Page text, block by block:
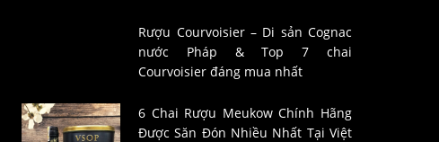
Rượu Courvoisier – Di sản Cognac
nước Pháp & Top 7 chai
Courvoisier đáng mua nhất
6 Chai Rượu Meukow Chính Hãng
Được Săn Đón Nhiều Nhất Tại Việt